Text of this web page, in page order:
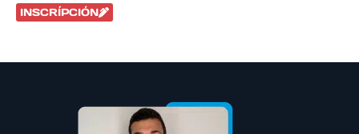
INSCRÍPCIÓN